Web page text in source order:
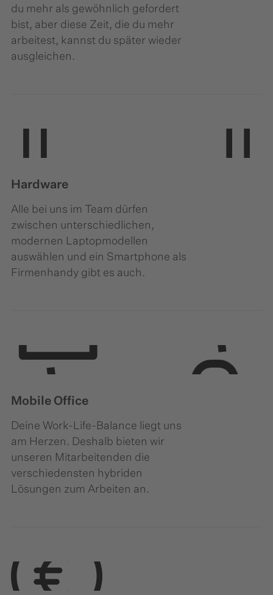
du mehr als gewöhnlich gefordert
bist, aber diese Zeit, die du mehr
arbeitest, kannst du später wieder
ausgleichen.
Hardware
Alle bei uns im Team dürfen
zwischen unterschiedlichen,
modernen Laptopmodellen
auswählen und ein Smartphone als
Firmenhandy gibt es auch.
Mobile Office
Deine Work-Life-Balance liegt uns
am Herzen. Deshalb bieten wir
unseren Mitarbeitenden die
verschiedensten hybriden
Lösungen zum Arbeiten an.